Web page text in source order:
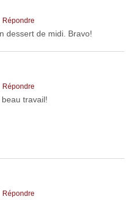
Répondre
dessert de midi. Bravo!
Répondre
travail!
Répondre